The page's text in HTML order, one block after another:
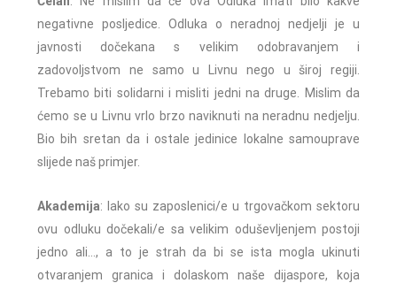
negativne posljedice. Odluka o neradnoj nedjelji je u
javnosti dočekana s velikim odobravanjem i
zadovoljstvom ne samo u Livnu nego u široj regiji.
Trebamo biti solidarni i misliti jedni na druge. Mislim da
ćemo se u Livnu vrlo brzo naviknuti na neradnu nedjelju.
Bio bih sretan da i ostale jedinice lokalne samouprave
slijede naš primjer.
Akademija: Iako su zaposlenici/e u trgovačkom sektoru
ovu odluku dočekali/e sa velikim oduševljenjem postoji
jedno ali…, a to je strah da bi se ista mogla ukinuti
otvaranjem granica i dolaskom naše dijaspore, koja